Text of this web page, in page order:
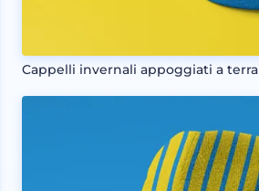
Cappelli invernali appoggiati a terra